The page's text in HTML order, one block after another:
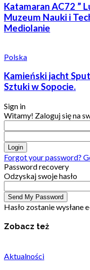
Katamaran AC72 ”
Muzeum Nauki i
Mediolanie
Polska
Kamieński jacht
Sztuki w Sopocie.
Sign in
Witamy! Zaloguj się na
Forgot your password?
Password recovery
Odzyskaj swoje hasło
Hasło zostanie wysłane
Zobacz też
Aktualności